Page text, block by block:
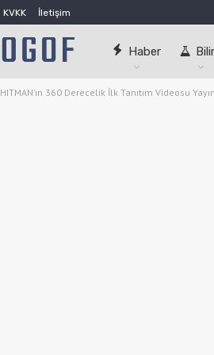
KVKK İletişim
Haber
HITMAN’ın 360 Derecelik İlk Tanıtım Videosu